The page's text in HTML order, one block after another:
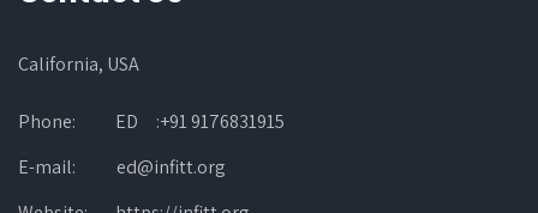
California, USA
Phone:
ED :+91 9176831915
E-mail:
ed@infitt.org